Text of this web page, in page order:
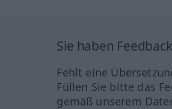
Sie haben
Fehlt eine
Füllen Sie bitte das
gemäß unserem